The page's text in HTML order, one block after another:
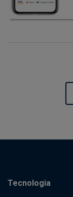
Tecnologia